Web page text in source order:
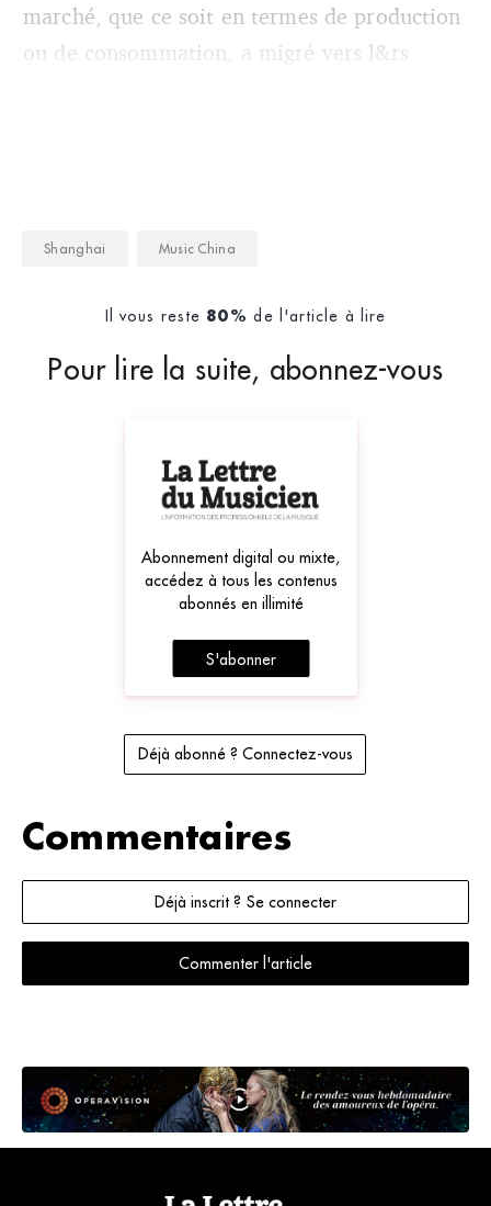
marché, que ce soit en termes de production
ou de consommation, a migré vers l&rs
Shanghai Music China
Il vous reste 80% de l'article à lire
Pour lire la suite, abonnez-vous
Abonnement digital ou mixte,
accédez à tous les contenus
abonnés en illimité
S'abonner
Déjà abonné ? Connectez-vous
Commentaires
Déjà inscrit ? Se connecter
Commenter l'article